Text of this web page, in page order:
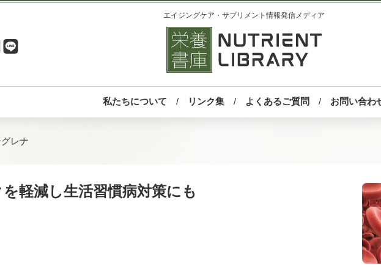
エイジングケア・サプリメント情報発信メディア
私たちについて リンク集 よくあるご質問 お問い合わ
レナ
軽減し生活習慣病対策にも